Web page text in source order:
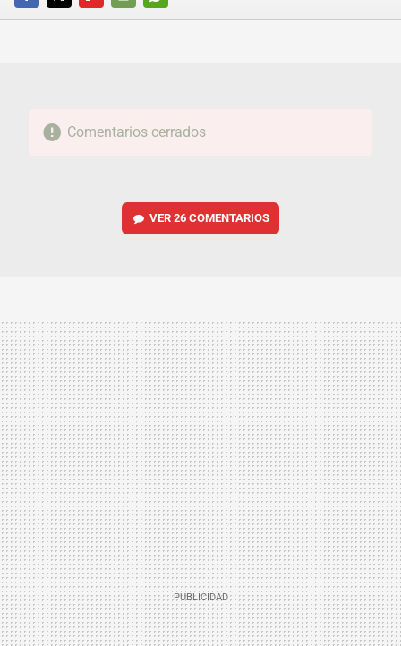
FACEBOOKTWITTERFLIPBOARD
E-
WHATSAPP
Comentarios cerrados
VER 26 COMENTARIOS